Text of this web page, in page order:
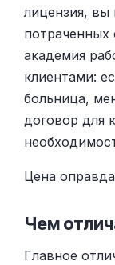
лицензия, вы
академия
клиентами:
больница,
договор для
Цена
Чем
Главное